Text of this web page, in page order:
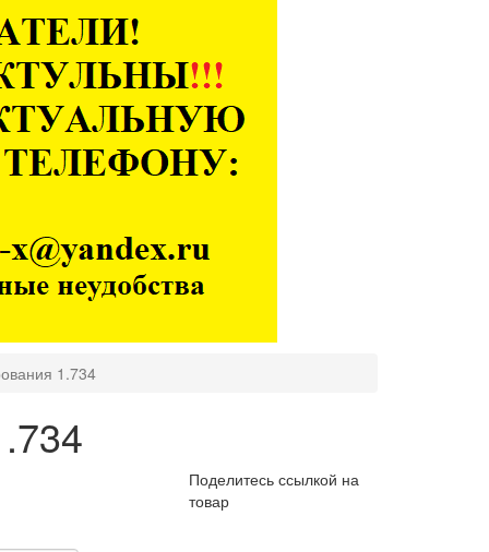
1.734
Поделитесь ссылкой на
товар